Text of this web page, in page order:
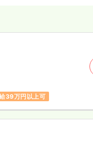
しゃいます。
族と共に過ご
39万円以上可